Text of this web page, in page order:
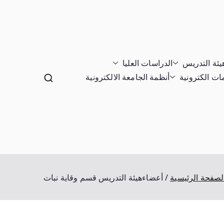
التدريس
الدراسات العليا
الكترونية
أنظمة الجامعة الالكترونية
الرئيسية أعضاءهيئة التدريس قسم وقاية نبات